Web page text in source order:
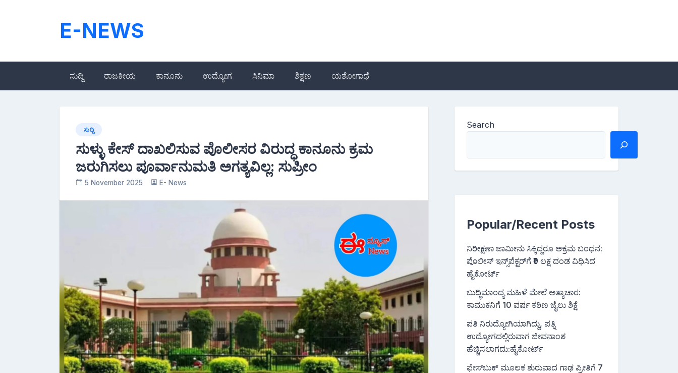
E-NEWS
ಸುದ್ದಿ ರಾಜಕೀಯ ಕಾನೂನು ಉದ್ಯೋಗ ಸಿನಿಮಾ ಶಿಕ್ಷಣ ಯಶೋಗಾಥೆ
ಸುದ್ದಿ
ಸುಳ್ಳು ಕೇಸ್ ದಾಖಲಿಸುವ ಪೊಲೀಸರ ವಿರುದ್ಧ ಕಾನೂನು ಕ್ರಮ
ಜರುಗಿಸಲು ಪೂರ್ವಾನುಮತಿ ಅಗತ್ಯವಿಲ್ಲ: ಸುಪ್ರೀಂ
5 November 2025 E- News
Search
Popular/Recent Posts
ನಿರೀಕ್ಷಣಾ ಜಾಮೀನು ಸಿಕ್ಕಿದ್ದರೂ ಅಕ್ರಮ ಬಂಧನ:
ಪೊಲೀಸ್ ಇನ್ಸ್‌ಪೆಕ್ಟರ್‌ಗೆ ₹9 ಲಕ್ಷ ದಂಡ ವಿಧಿಸಿದ
ಹೈಕೋರ್ಟ್
ಬುದ್ಧಿಮಾಂದ್ಯ ಮಹಿಳೆ ಮೇಲೆ ಅತ್ಯಾಚಾರ:
ಕಾಮುಕನಿಗೆ 10 ವರ್ಷ ಕಠಿಣ ಜೈಲು ಶಿಕ್ಷೆ
ಪತಿ ನಿರುದ್ಯೋಗಿಯಾಗಿದ್ದು, ಪತ್ನಿ
ಉದ್ಯೋಗದಲ್ಲಿರುವಾಗ ಜೀವನಾಂಶ
ಹೆಚ್ಚಿಸಲಾಗದು:ಹೈಕೋರ್ಟ್
ಫೇಸ್‌ಬುಕ್‌ ಮೂಲಕ ಶುರುವಾದ ಗಾಢ ಪ್ರೀತಿಗೆ 7